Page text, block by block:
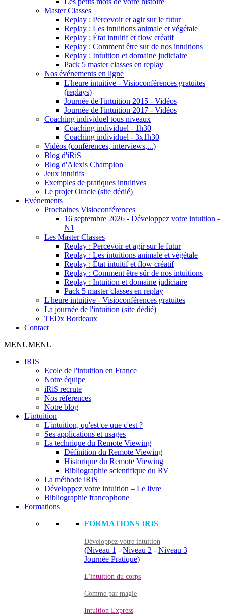
Master Classes
Replay : Percevoir et agir sur le futur
Replay : Les intuitions animale et végétale
Replay : État intuitif et flow créatif
Replay : Comment être sur de nos intuitions
Replay : Intuition et domaine judiciaire
Pack 5 master classes en replay
Nos événements en ligne
L'heure intuitive - Visioconférences gratuites
(replays)
Journée de l'intuition 2015 - Vidéos
Journée de l'intuition 2017 - Vidéos
Coaching individuel tous niveaux
Coaching individuel - 1h30
Coaching individuel - 3x1h30
Vidéos (conférences, interviews,...)
Blog d'iRiS
Blog d'Alexis Champion
Jeux intuitifs
Exemples de pratiques intuitives
Le projet Oracle (site dédié)
Evénements
Prochaines Visioconférences
16 septembre 2026 - Développez votre intuition -
N1
Les Master Classes
Replay : Percevoir et agir sur le futur
Replay : Les intuitions animale et végétale
Replay : État intuitif et flow créatif
Replay : Comment être sûr de nos intuitions
Replay : Intuition et domaine judiciaire
Pack 5 master classes en replay
L'heure intuitive - Visioconférences gratuites
La journée de l'intuition (site dédié)
TEDx Bordeaux
Contact
MENUMENU
IRIS
Ecole de l'intuition en France
Notre équipe
iRiS recrute
Nos références
Notre blog
L'intuition
L'intuition, qu'est ce que c'est ?
Ses applications et usages
La technique du Remote Viewing
Définition du Remote Viewing
Historique du Remote Viewing
Bibliographie scientifique du RV
La méthode iRiS
Développez votre intuition – Le livre
Bibliographie francophone
Formations
FORMATIONS IRIS
Développez votre intuition
(Niveau 1 - Niveau 2 - Niveau 3
Journée Pratique)
L'intuition du corps
Comme par magie
Intuition Express